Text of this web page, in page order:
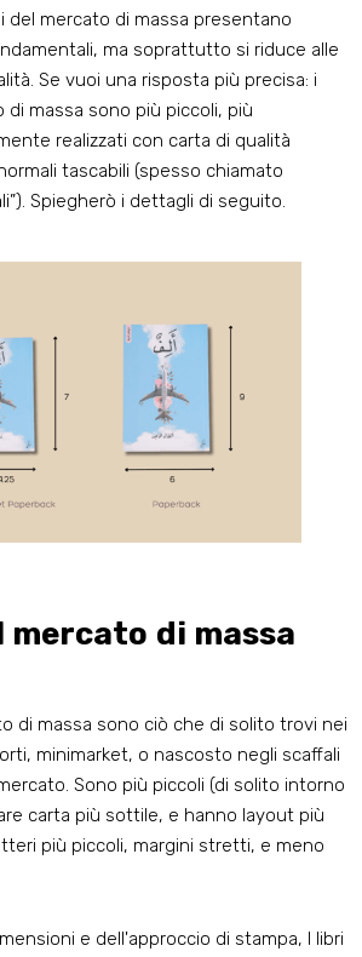
del mercato di massa presentano
ma soprattutto si riduce alle
Se vuoi una risposta più precisa: i
di massa sono più piccoli, più
realizzati con carta di qualità
tascabili (spesso chiamato
Spiegherò i dettagli di seguito.
mercato di massa
di massa sono ciò che di solito trovi nei
minimarket, o nascosto negli scaffali
Sono più piccoli (di solito intorno
carta più sottile, e hanno layout più
più piccoli, margini stretti, e meno
e dell'approccio di stampa, I libri